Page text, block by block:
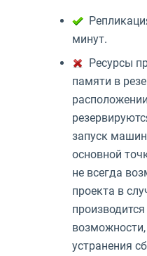
минут.
Ресурсы
памяти в
запуск
основной
не всегда
проекта в
устранения